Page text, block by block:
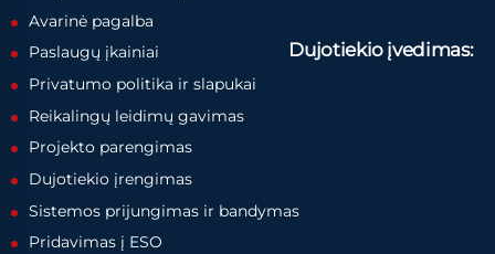
Avarinė pagalba
Paslaugų įkainiai
Privatumo politika ir slapukai
Dujotiekio įvedimas:
Reikalingų leidimų gavimas
Projekto parengimas
Dujotiekio įrengimas
Sistemos prijungimas ir bandymas
Pridavimas į ESO